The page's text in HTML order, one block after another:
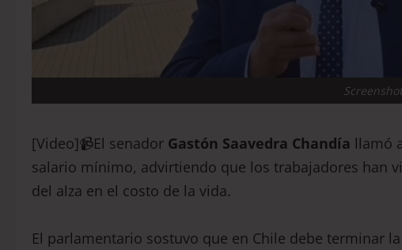
Screenshot
[Video]📹El senador Gastón Saavedra Chandía llamó
salario mínimo, advirtiendo que los trabajadores han
del alza en el costo de la vida.
El parlamentario sostuvo que en Chile debe terminar